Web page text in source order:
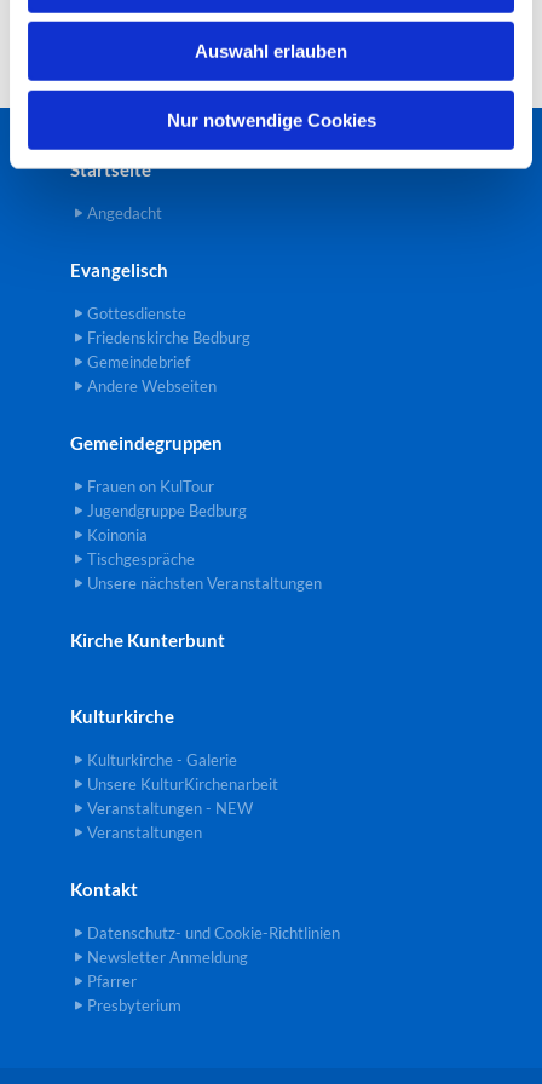
l
Auswahl erlauben
Nur notwendige Cookies
Startseite
Angedacht
Evangelisch
Gottesdienste
Friedenskirche Bedburg
Gemeindebrief
Andere Webseiten
Gemeindegruppen
Frauen on KulTour
Jugendgruppe Bedburg
Koinonia
Tischgespräche
Unsere nächsten Veranstaltungen
Kirche Kunterbunt
Kulturkirche
Kulturkirche - Galerie
Unsere KulturKirchenarbeit
Veranstaltungen - NEW
Veranstaltungen
Kontakt
Datenschutz- und Cookie-Richtlinien
Newsletter Anmeldung
Pfarrer
Presbyterium